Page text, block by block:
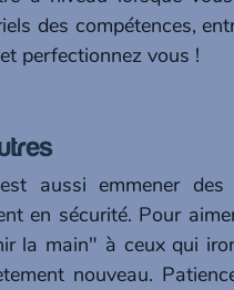
des compétences,
perfectionnez vous !
aussi emmener
en sécurité. Pour
la main" à ceux qui
nouveau.